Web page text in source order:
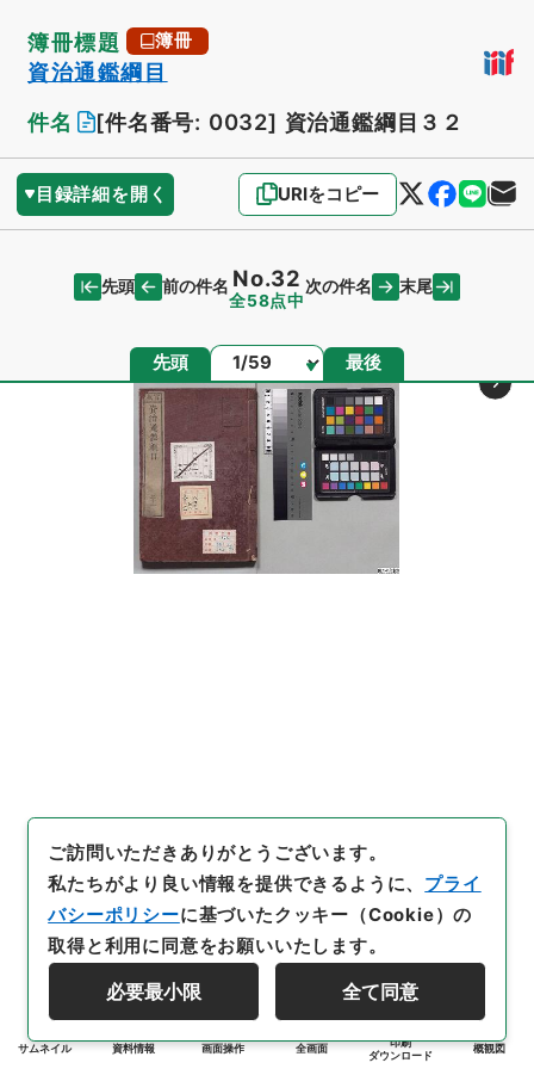
簿冊標題 簿冊
資治通鑑綱目
件名
[件名番号: 0032] 資治通鑑綱目３２
目録詳細を開く URIをコピー
先頭 前の件名 No.32
全58点中
次の件名 末尾
先頭 ページ 最後
サムネイル 資料情報 画面操作 全画面
印刷
ダウンロード
概観図
ご訪問いただきありがとうございます。
私たちがより良い情報を提供できるように、 プライ
バシーポリシーに基づいたクッキー（Cookie）の
取得と利用に同意をお願いいたします。
必要最小限 全て同意